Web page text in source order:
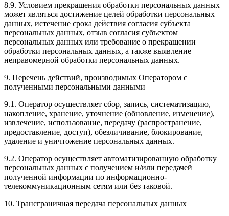
8.9. Условием прекращения обработки персональных данных
может являться достижение целей обработки персональных
данных, истечение срока действия согласия субъекта
персональных данных, отзыв согласия субъектом
персональных данных или требование о прекращении
обработки персональных данных, а также выявление
неправомерной обработки персональных данных.
9. Перечень действий, производимых Оператором с
полученными персональными данными
9.1. Оператор осуществляет сбор, запись, систематизацию,
накопление, хранение, уточнение (обновление, изменение),
извлечение, использование, передачу (распространение,
предоставление, доступ), обезличивание, блокирование,
удаление и уничтожение персональных данных.
9.2. Оператор осуществляет автоматизированную обработку
персональных данных с получением и/или передачей
полученной информации по информационно-
телекоммуникационным сетям или без таковой.
10. Трансграничная передача персональных данных